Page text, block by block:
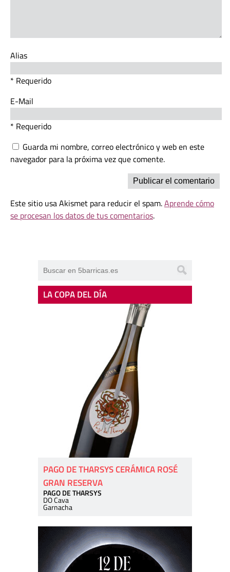
Alias
* Requerido
E-Mail
* Requerido
Guarda mi nombre, correo electrónico y web en este
navegador para la próxima vez que comente.
Este sitio usa Akismet para reducir el spam.Aprende cómo
se procesan los datos de tus comentarios.
LA COPA DEL DÍA
PAGO DE THARSYS CERÁMICA ROSÉ
GRAN RESERVA
PAGO DE THARSYS
DO Cava
Garnacha